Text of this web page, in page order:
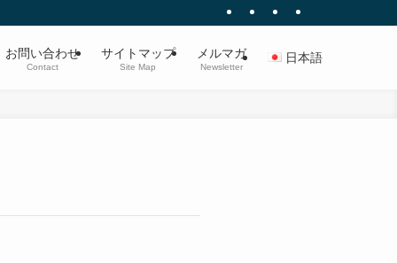
お問い合わせ
Contact
サイトマップ
Site Map
メルマガ
Newsletter
日本語